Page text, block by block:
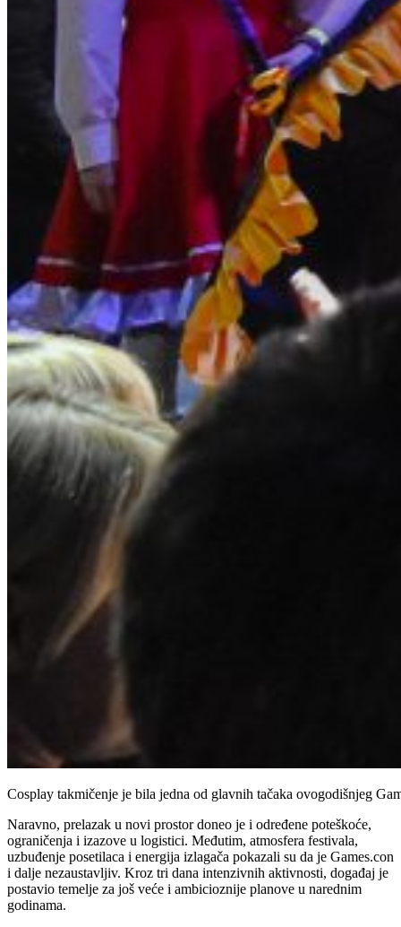
Cosplay takmičenje je bila jedna od glavnih tačaka ovogodišnjeg
Naravno, prelazak u novi prostor doneo je i određene poteškoće,
ograničenja i izazove u logistici. Međutim, atmosfera festivala,
uzbuđenje posetilaca i energija izlagača pokazali su da je Games.con
i dalje nezaustavljiv. Kroz tri dana intenzivnih aktivnosti, događaj je
postavio temelje za još veće i ambicioznije planove u narednim
godinama.